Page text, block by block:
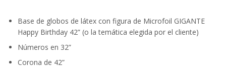
Base de globos de látex con figura de Microfoil GIGANTE
Happy Birthday 42” (o la temática elegida por el cliente)
Números en 32”
Corona de 42”